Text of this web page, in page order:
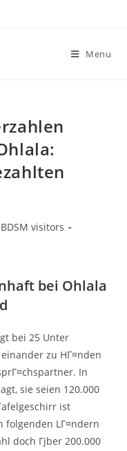
Menu
BDSM visitors
bei Ohlala
bei 25 Unter
zu HГ¤nden
In
sie seien 120.000
ist
folgenden LГ¤ndern
doch Гјber 200.000